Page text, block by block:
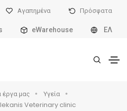
Αγαπημένα Πρόσφατα
eWarehouse ΕΛ
έργα μας
Υγεία
Veterinary clinic